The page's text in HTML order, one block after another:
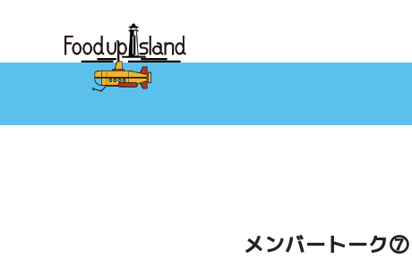
テ
へ
メンバートーク